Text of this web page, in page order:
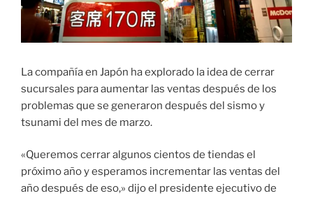
La compañía en Japón ha explorado la idea de cerrar
sucursales para aumentar las ventas después de los
problemas que se generaron después del sismo y
tsunami del mes de marzo.
«Queremos cerrar algunos cientos de tiendas el
próximo año y esperamos incrementar las ventas del
año después de eso,» dijo el presidente ejecutivo de